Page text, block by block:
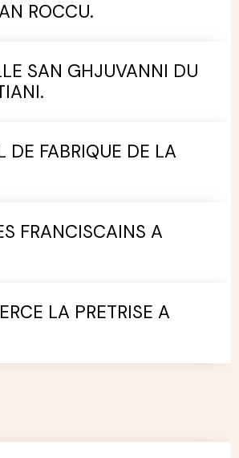
ROCCU.
SAN GHJUVANNI DU
DE FABRIQUE DE LA
FRANCISCAINS A
LA PRETRISE A